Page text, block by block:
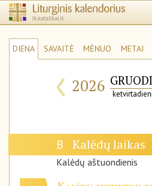
DIENA SAVAITĖ MĖNUO METAI
‹ 2026
B Kalėdų laikas
Kalėdų aštuondienis